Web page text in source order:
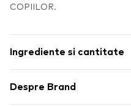
COPIILOR.
Ingrediente si cantitate
Despre Brand